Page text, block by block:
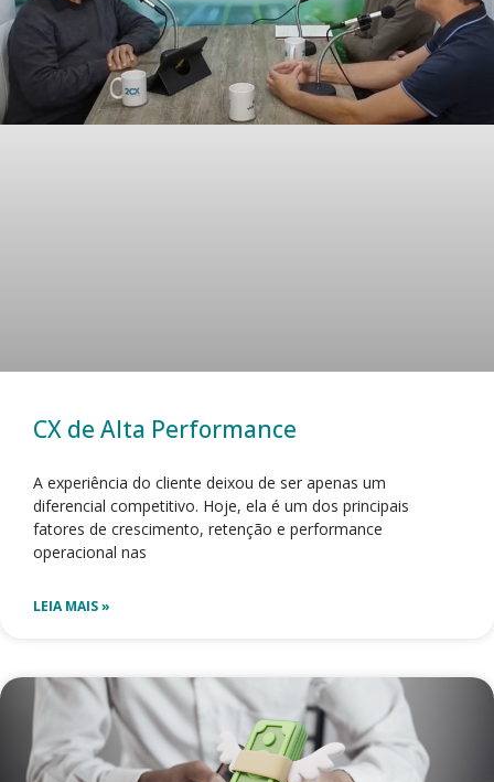
CX de Alta Performance
A experiência do cliente deixou de ser apenas um
diferencial competitivo. Hoje, ela é um dos principais
fatores de crescimento, retenção e performance
operacional nas
LEIA MAIS »